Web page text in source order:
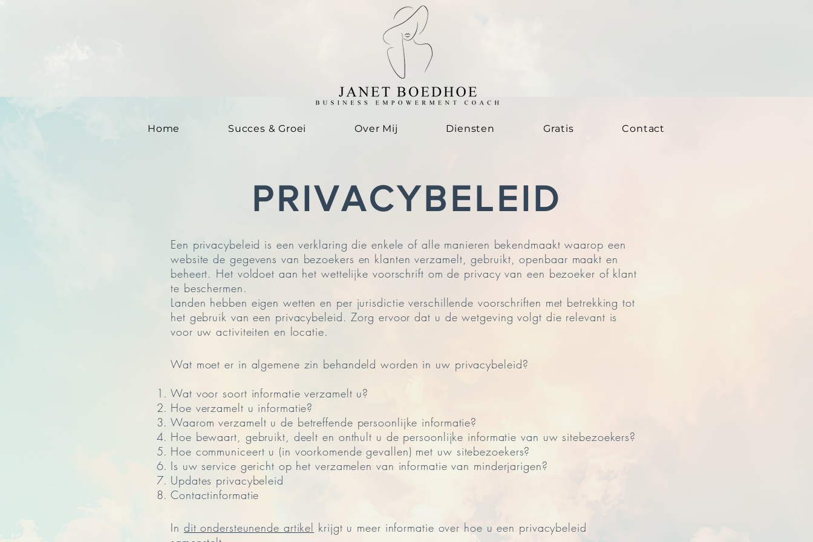
Home Succes & Groei Over Mij Diensten Gratis Contact
PRIVACYBELEID
Een privacybeleid is een verklaring die enkele of alle manieren bekendmaakt waarop een
website de gegevens van bezoekers en klanten verzamelt, gebruikt, openbaar maakt en
beheert. Het voldoet aan het wettelijke voorschrift om de privacy van een bezoeker of klant
te beschermen.
Landen hebben eigen wetten en per jurisdictie verschillende voorschriften met betrekking tot
het gebruik van een privacybeleid. Zorg ervoor dat u de wetgeving volgt die relevant is
voor uw activiteiten en locatie.
Wat moet er in algemene zin behandeld worden in uw privacybeleid?
Wat voor soort informatie verzamelt u?
Hoe verzamelt u informatie?
Waarom verzamelt u de betreffende persoonlijke informatie?
Hoe bewaart, gebruikt, deelt en onthult u de persoonlijke informatie van uw sitebezoekers?
Hoe communiceert u (in voorkomende gevallen) met uw sitebezoekers?
Is uw service gericht op het verzamelen van informatie van minderjarigen?
Updates privacybeleid
Contactinformatie
In dit ondersteunende artikel krijgt u meer informatie over hoe u een privacybeleid